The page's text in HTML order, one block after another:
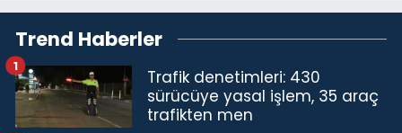
Trend Haberler
Trafik denetimleri: 430
sürücüye yasal işlem, 35 araç
trafikten men
1